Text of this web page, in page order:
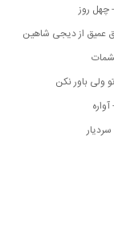
روز
عمیق از دیجی شاهین
ولی باور نکن